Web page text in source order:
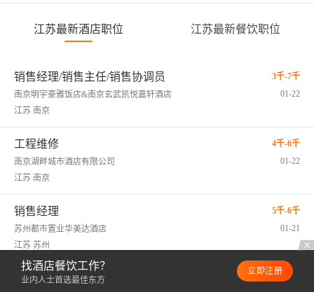
江苏最新酒店职位 江苏最新餐饮职位
销售经理/销售主任/销售协调员
3千-7千
南京明宇豪雅饭店&南京玄武凯悦嘉轩酒店
01-22
江苏 南京
工程维修
4千-6千
南京湖畔城市酒店有限公司
01-22
江苏 南京
销售经理
5千-6千
苏州都市置业华美达酒店
01-21
江苏 苏州
SPA技师
4千-8千
找酒店餐饮工作？
业内人士首选最佳东方
立即注册